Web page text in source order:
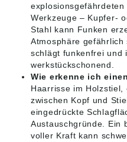
Werkzeuge – Kupfer-
Stahl kann Funken
Atmosphäre
schlägt funkenfrei und
werkstückschonend.
Wie erkenne ich
Haarrisse im
zwischen Kopf und
eingedrückte
Austauschgründe. Ein
voller Kraft kann